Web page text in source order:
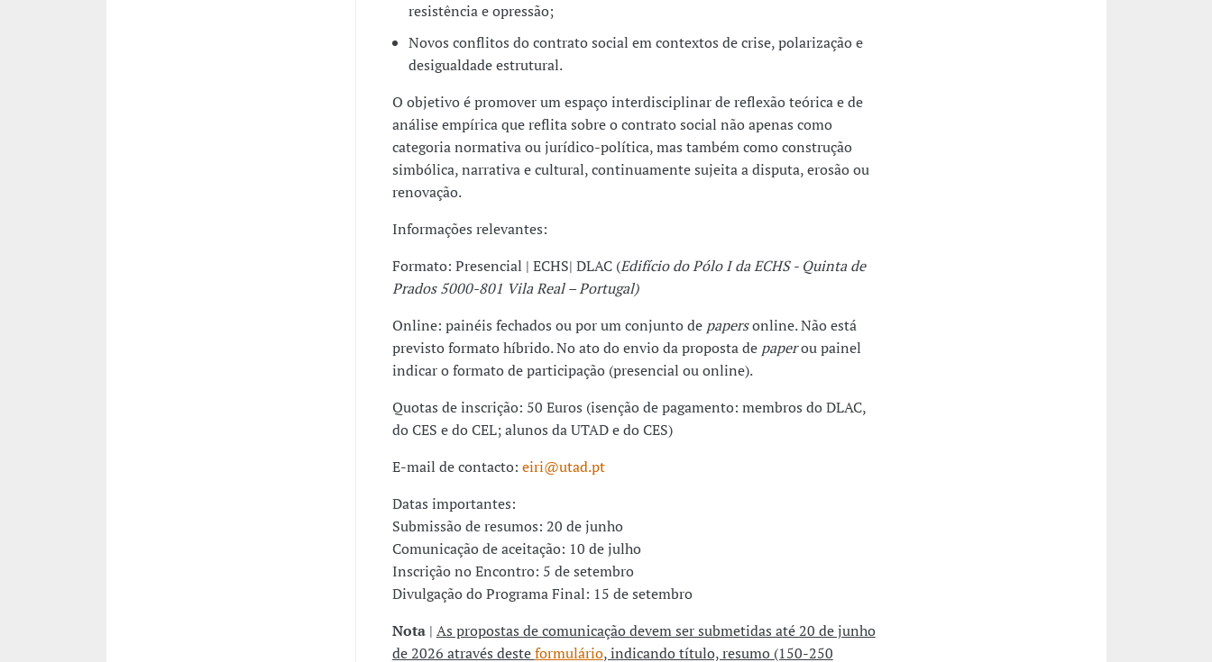
resistência e opressão;
Novos conflitos do contrato social em contextos de crise, polarização e
desigualdade estrutural.
O objetivo é promover um espaço interdisciplinar de reflexão teórica e de
análise empírica que reflita sobre o contrato social não apenas como
categoria normativa ou jurídico-política, mas também como construção
simbólica, narrativa e cultural, continuamente sujeita a disputa, erosão ou
renovação.
Informações relevantes:
Formato: Presencial | ECHS| DLAC (Edifício do Pólo I da ECHS - Quinta de
Prados 5000-801 Vila Real – Portugal)
Online: painéis fechados ou por um conjunto de papersonline. Não está
previsto formato híbrido. No ato do envio da proposta de paperou painel
indicar o formato de participação (presencial ou online).
Quotas de inscrição: 50 Euros (isenção de pagamento: membros do DLAC,
do CES e do CEL; alunos da UTAD e do CES)
E-mail de contacto: eiri@utad.pt
Datas importantes:
Submissão de resumos: 20 de junho
Comunicação de aceitação: 10 de julho
Inscrição no Encontro: 5 de setembro
Divulgação do Programa Final: 15 de setembro
Nota| As propostas de comunicação devem ser submetidas até 20 de junho
de 2026 através desteformulário, indicando título, resumo (150-250